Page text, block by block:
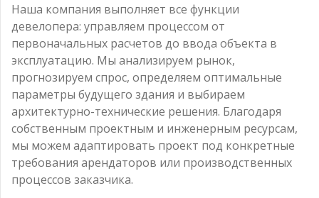
Наша компания выполняет все функции
девелопера: управляем процессом от
первоначальных расчетов до ввода объекта в
эксплуатацию. Мы анализируем рынок,
прогнозируем спрос, определяем оптимальные
параметры будущего здания и выбираем
архитектурно-технические решения. Благодаря
собственным проектным и инженерным ресурсам,
мы можем адаптировать проект под конкретные
требования арендаторов или производственных
процессов заказчика.